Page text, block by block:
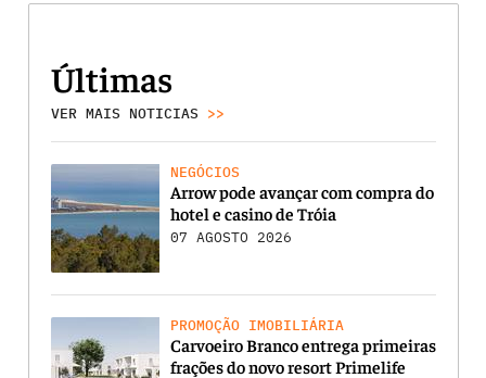
Últimas
VER MAIS NOTICIAS >>
NEGÓCIOS
Arrow pode avançar com compra do
hotel e casino de Tróia
07 AGOSTO 2026
PROMOÇÃO IMOBILIÁRIA
Carvoeiro Branco entrega primeiras
frações do novo resort Primelife